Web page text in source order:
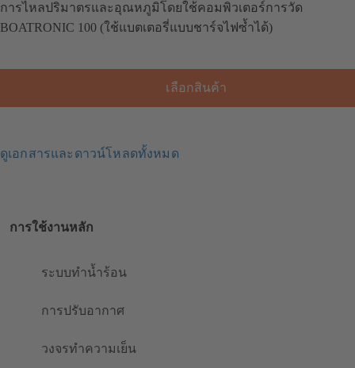
การไหลปริมาตรและอุณหภูมิโดยใช้คอมพิวเตอร์การวัด
BOATRONIC 100 (ใช้แบตเตอรี่แบบชาร์จไฟซ้ำได้)
เลือกสินค้า
ดูเอกสารและดาวน์โหลดทั้งหมด
การใช้งานหลัก
ระบบทำน้ำร้อน
การปรับอากาศ
วงจรทำความเย็น